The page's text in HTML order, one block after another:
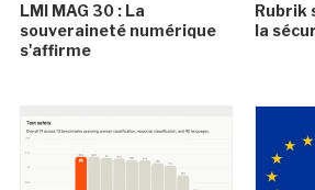
LMI MAG 30 : La
souveraineté numérique
s'affirme
Rubrik
la